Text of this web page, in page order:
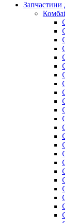
Запчастини